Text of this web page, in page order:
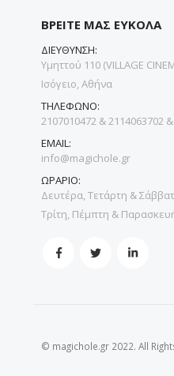
ΒΡΕΙΤΕ ΜΑΣ ΕΥΚΟΛΑ
ΔΙΕΥΘΥΝΣΗ:
Υμηττού 110 (VILLAGE
Ισόγειο, Αθήνα
ΤΗΛΕΦΩΝΟ:
2107010472 & 2114063702
EMAIL:
info@magichole.gr
ΩΡΑΡΙΟ:
Δευτέρα, Τετάρτη &
Τρίτη, Πέμπτη &
© magichole.gr 2022. All